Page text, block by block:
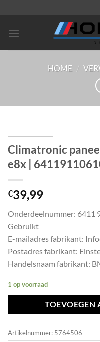
inhoud
HOME /
Climatronic
e8x |
€39,99
Onderdeelnummer: 6411
Gebruikt
E-mailadres fabrikant:
Postadres fabrikant:
Handelsnaam fabrikant:
1 op voorraad
TOEVOEGEN
Artikelnummer: 5764506